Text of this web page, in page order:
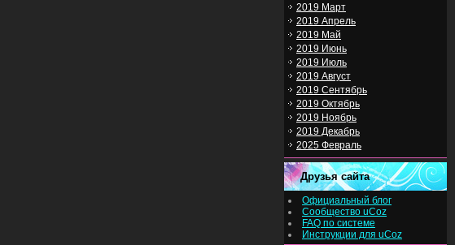
2019 Март
2019 Апрель
2019 Май
2019 Июнь
2019 Июль
2019 Август
2019 Сентябрь
2019 Октябрь
2019 Ноябрь
2019 Декабрь
2025 Февраль
Друзья сайта
Официальный блог
Сообщество uCoz
FAQ по системе
Инструкции для uCoz